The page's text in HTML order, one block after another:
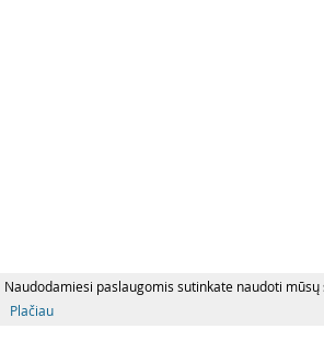
Naudodamiesi paslaugomis sutinkate naudoti mūsų
Plačiau